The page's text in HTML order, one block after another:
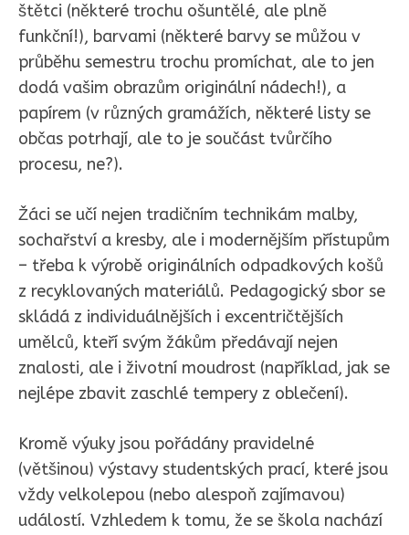
štětci (některé trochu ošuntělé, ale plně
funkční!), barvami (některé barvy se můžou v
průběhu semestru trochu promíchat, ale to jen
dodá vašim obrazům originální nádech!), a
papírem (v různých gramážích, některé listy se
občas potrhají, ale to je součást tvůrčího
procesu, ne?).
Žáci se učí nejen tradičním technikám malby,
sochařství a kresby, ale i modernějším přístupům
– třeba k výrobě originálních odpadkových košů
z recyklovaných materiálů. Pedagogický sbor se
skládá z individuálnějších i excentričtějších
umělců, kteří svým žákům předávají nejen
znalosti, ale i životní moudrost (například, jak se
nejlépe zbavit zaschlé tempery z oblečení).
Kromě výuky jsou pořádány pravidelné
(většinou) výstavy studentských prací, které jsou
vždy velkolepou (nebo alespoň zajímavou)
událostí. Vzhledem k tomu, že se škola nachází